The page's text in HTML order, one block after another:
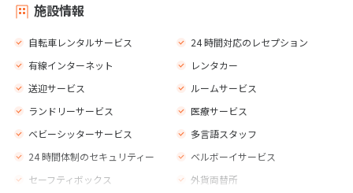
施設情報
自転車レンタルサービス
24 時間対応のレセプション
有線インターネット
レンタカー
送迎サービス
ルームサービス
ランドリーサービス
医療サービス
ベビーシッターサービス
多言語スタッフ
24 時間体制のセキュリティー
ベルボーイサービス
セーフティボックス
外貨両替所